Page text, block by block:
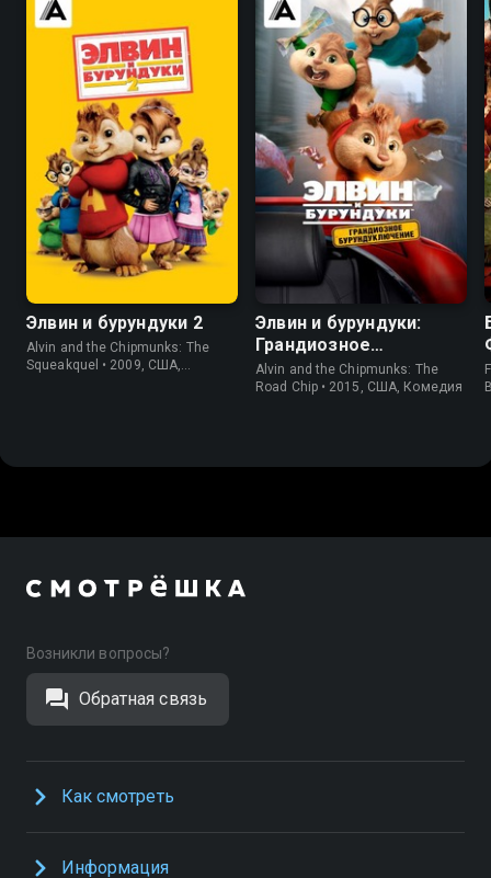
5.7 4.6
Элвин и бурундуки 2
Alvin and the Chipmunks: The
Squeakquel • 2009, США,
5.0
Элвин и бурундуки:
Грандиозное
бурундуключение
Alvin and the Chipmunks: The
Road Chip • 2015, США, Комедия
Возникли вопросы?
Обратная связь
Как смотреть
Информация